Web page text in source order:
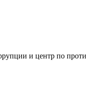
и центр по